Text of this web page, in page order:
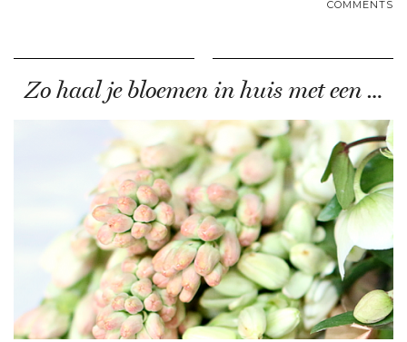
COMMENTS
Zo haal je bloemen in huis met een …